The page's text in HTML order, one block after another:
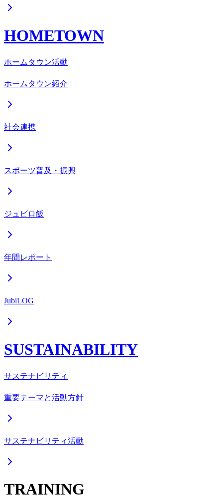
HOMETOWN
ホームタウン活動
ホームタウン紹介
社会連携
スポーツ普及・振興
ジュビロ飯
年間レポート
JubiLOG
SUSTAINABILITY
サステナビリティ
重要テーマと活動方針
サステナビリティ活動
TRAINING